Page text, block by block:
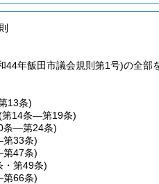
44年飯田市議会規則第1号)の全部
13条)
第14条―第19条)
条―第24条)
33条)
47条)
・第49条)
66条)